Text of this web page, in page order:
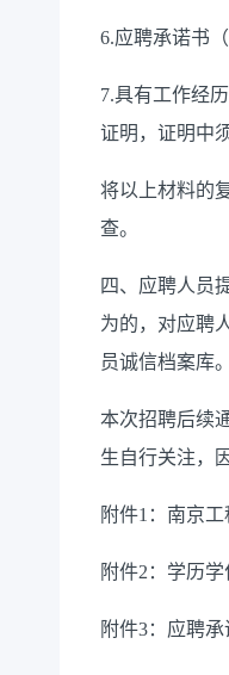
6.应聘承诺书
7.具有工作经
证明，证明中
将以上材料的
查。
四、应聘人员
为的，对应聘
员诚信档案库。
本次招聘后续
生自行关注，
附件1 ：南京
附件2 ：学历
附件3：应聘承